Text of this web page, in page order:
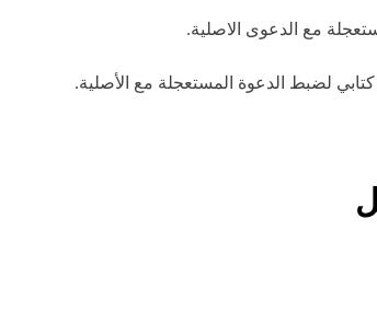
مع الدعوى الاصلية.
لضبط الدعوة المستعجلة مع الأصلية.